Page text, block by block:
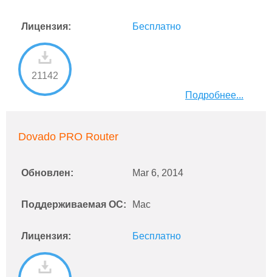
Лицензия: Бесплатно
21142
Подробнее...
Dovado PRO Router
Обновлен: Mar 6, 2014
Поддерживаемая ОС: Mac
Лицензия: Бесплатно